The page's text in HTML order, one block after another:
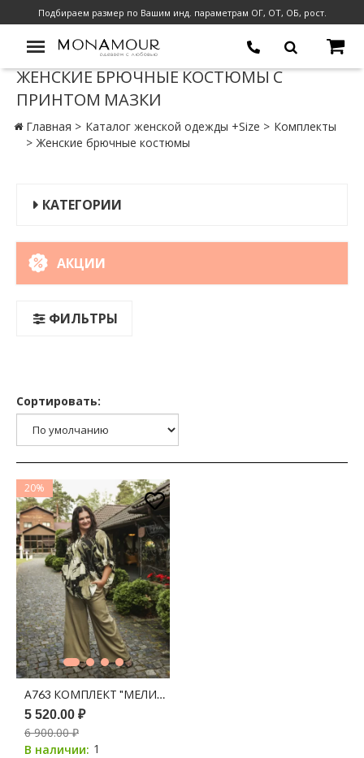
Подбираем размер по Вашим инд. параметрам ОГ, ОТ, ОБ, рост.
ЖЕНСКИЕ БРЮЧНЫЕ КОСТЮМЫ С
ПРИНТОМ МАЗКИ
Главная Каталог женской одежды +Size
Комплекты
Женские брючные костюмы
КАТЕГОРИИ
АКЦИИ
ФИЛЬТРЫ
Сортировать:
20%
А763 КОМПЛЕКТ "МЕЛИССА" ЧЕРНЫЙ (ОЛИВА) ПРИНТ
5 520.00 ₽
6 900.00 ₽
В наличии: 1